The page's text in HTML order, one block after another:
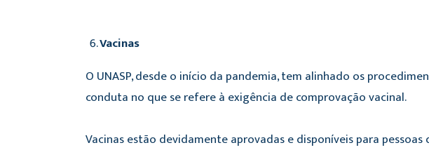
Vacinas
O UNASP, desde o início da pandemia, tem alinhado os
conduta no que se refere à exigência de comprovação vacinal.
Vacinas estão devidamente aprovadas e disponíveis para